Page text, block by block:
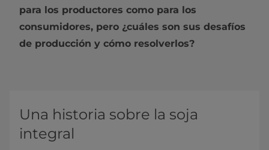
para los productores como para los
consumidores, pero ¿cuáles son sus desafíos
de producción y cómo resolverlos?
Una historia sobre la soja
integral